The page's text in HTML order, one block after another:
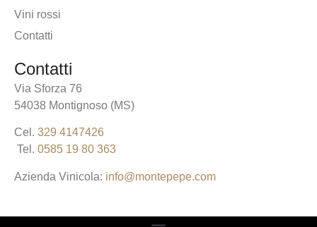
Vini rossi
Contatti
Contatti
Via Sforza 76
54038 Montignoso (MS)
Cel. 329 4147426
Tel. 0585 19 80 363
Azienda Vinicola: info@montepepe.com